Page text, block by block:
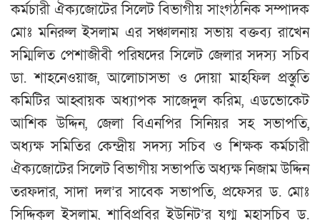
কর্মচারী ঐক্যজোটের সিলেট বিভাগীয় সাংগঠনিক সম্পাদক
মোঃ মনিরুল ইসলাম এর সঞ্চালনায় সভায় বক্তব্য রাখেন
সম্মিলিত পেশাজীবী পরিষদের সিলেট জেলার সদস্য সচিব
ডা. শাহনেওয়াজ, আলোচাসভা ও দোয়া মাহফিল প্রস্তুতি
কমিটির আহ্বায়ক অধ্যাপক সাজেদুল করিম, এডভোকেট
আশিক উদ্দিন, জেলা বিএনপির সিনিয়র সহ সভাপতি,
অধ্যক্ষ সমিতির কেন্দ্রীয় সদস্য সচিব ও শিক্ষক কর্মচারী
ঐক্যজোটের সিলেট বিভাগীয় সভাপতি অধ্যক্ষ নিজাম উদ্দিন
তরফদার, সাদা দল’র সাবেক সভাপতি, প্রফেসর ড. মোঃ
সিদ্দিকুল ইসলাম, শাবিপ্রবির ইউনিট’র যুগ্ম মহাসচিব ড.